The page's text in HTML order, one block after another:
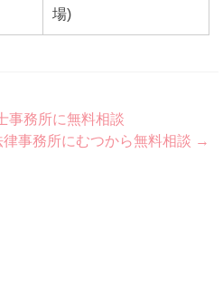
場)
事務所に無料相談
律事務所にむつから無料相談 →